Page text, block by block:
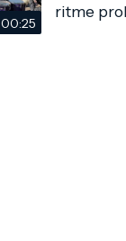
00:25
ritme